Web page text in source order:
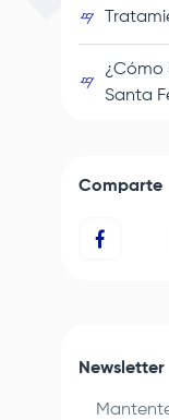
¿Cómo
Santa
Comparte
Newsletter